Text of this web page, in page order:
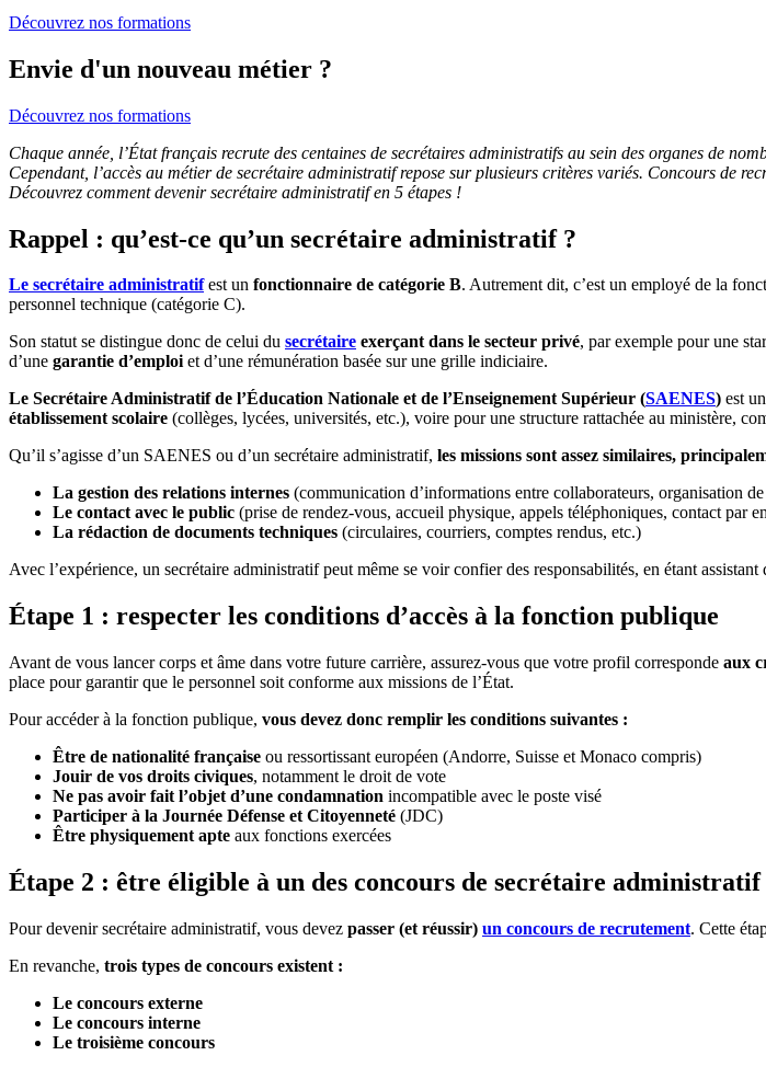
Découvrez nos formations
Envie d'un nouveau métier ?
Découvrez nos formations
Chaque année, l’État français recrute des centaines de secrétaires administratifs au sein des organes de
Cependant, l’accès au métier de secrétaire administratif repose sur plusieurs critères variés. Concours de
Découvrez comment devenir secrétaire administratif en 5 étapes !
Rappel : qu’est-ce qu’un secrétaire administratif ?
Le secrétaire administratifest un fonctionnaire de catégorie B. Autrement dit, c’est un employé de la
personnel technique (catégorie C).
Son statut se distingue donc de celui du secrétaire exerçant dans le secteur privé, par exemple pour une
d’une garantie d’emploiet d’une rémunération basée sur une grille indiciaire.
Le Secrétaire Administratif de l’Éducation Nationale et de l’Enseignement Supérieur (SAENES) est
établissement scolaire (collèges, lycées, universités, etc.), voire pour une structure rattachée au ministère,
Qu’il s’agisse d’un SAENES ou d’un secrétaire administratif, les missions sont assez similaires,
La gestion des relations internes (communication d’informations entre collaborateurs, organisation
Le contact avec le public (prise de rendez-vous, accueil physique, appels téléphoniques, contact par
La rédaction de documents techniques (circulaires, courriers, comptes rendus, etc.)
Avec l’expérience, un secrétaire administratif peut même se voir confier des responsabilités, en étant
Étape 1 : respecter les conditions d’accès à la fonction publique
Avant de vous lancer corps et âme dans votre future carrière, assurez-vous que votre profil corresponde aux
place pour garantir que le personnel soit conforme aux missions de l’État.
Pour accéder à la fonction publique, vous devez donc remplir les conditions suivantes :
Être de nationalité française ou ressortissant européen (Andorre, Suisse et Monaco compris)
Jouir de vos droits civiques, notamment le droit de vote
Ne pas avoir fait l’objet d’une condamnation incompatible avec le poste visé
Participer à la Journée Défense et Citoyenneté (JDC)
Être physiquement apte aux fonctions exercées
Étape 2 : être éligible à un des concours de secrétaire administratif
Pour devenir secrétaire administratif, vous devez passer (et réussir) un concours de recrutement. Cette
En revanche, trois types de concours existent :
Le concours externe
Le concours interne
Le troisième concours